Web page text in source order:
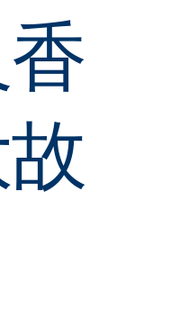
校友
傳媒
公眾
校友內聯網